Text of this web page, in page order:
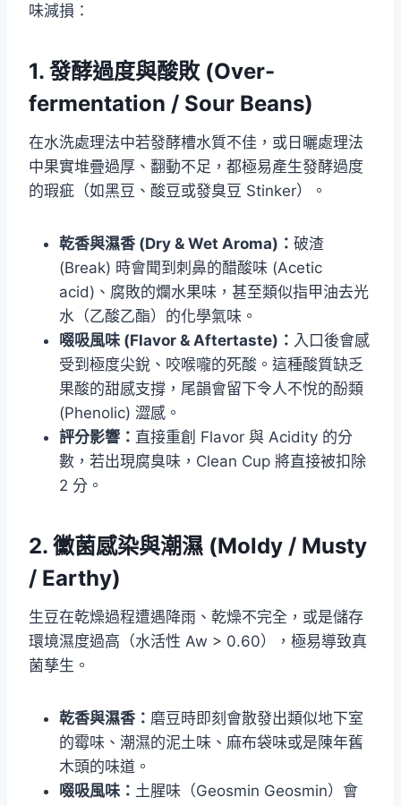
味減損：
1. 發酵過度與酸敗 (Over-
fermentation / Sour Beans)
在水洗處理法中若發酵槽水質不佳，或日曬處理法
中果實堆疊過厚、翻動不足，都極易產生發酵過度
的瑕疵（如黑豆、酸豆或發臭豆 Stinker）。
乾香與濕香 (Dry & Wet Aroma)： 破渣
(Break) 時會聞到刺鼻的醋酸味 (Acetic
acid)、腐敗的爛水果味，甚至類似指甲油去光
水（乙酸乙酯）的化學氣味。
啜吸風味 (Flavor & Aftertaste)： 入口後會感
受到極度尖銳、咬喉嚨的死酸。這種酸質缺乏
果酸的甜感支撐，尾韻會留下令人不悅的酚類
(Phenolic) 澀感。
評分影響： 直接重創 Flavor 與 Acidity 的分
數，若出現腐臭味，Clean Cup 將直接被扣除
2 分。
2. 黴菌感染與潮濕 (Moldy / Musty
/ Earthy)
生豆在乾燥過程遭遇降雨、乾燥不完全，或是儲存
環境濕度過高（水活性 Aw > 0.60），極易導致真
菌孳生。
乾香與濕香： 磨豆時即刻會散發出類似地下室
的霉味、潮濕的泥土味、麻布袋味或是陳年舊
木頭的味道。
啜吸風味： 土腥味（Geosmin Geosmin）會